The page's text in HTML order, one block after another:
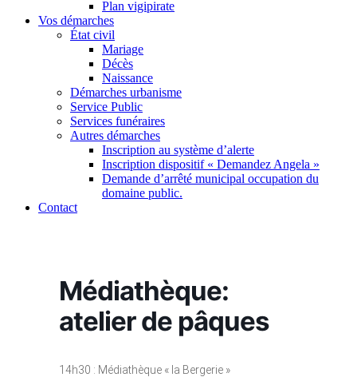
Plan vigipirate
Vos démarches
État civil
Mariage
Décès
Naissance
Démarches urbanisme
Service Public
Services funéraires
Autres démarches
Inscription au système d’alerte
Inscription dispositif « Demandez Angela »
Demande d’arrêté municipal occupation du
domaine public.
Contact
Médiathèque:
atelier de pâques
14h30 : Médiathèque « la Bergerie »